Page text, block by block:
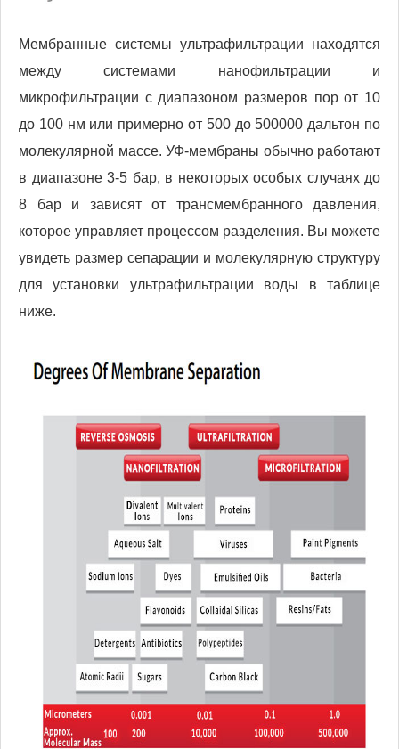
Мембранные системы ультрафильтрации находятся
между системами нанофильтрации и
микрофильтрации с диапазоном размеров пор от 10
до 100 нм или примерно от 500 до 500000 дальтон по
молекулярной массе. УФ-мембраны обычно работают
в диапазоне 3-5 бар, в некоторых особых случаях до
8 бар и зависят от трансмембранного давления,
которое управляет процессом разделения. Вы можете
увидеть размер сепарации и молекулярную структуру
для установки ультрафильтрации воды в таблице
ниже.